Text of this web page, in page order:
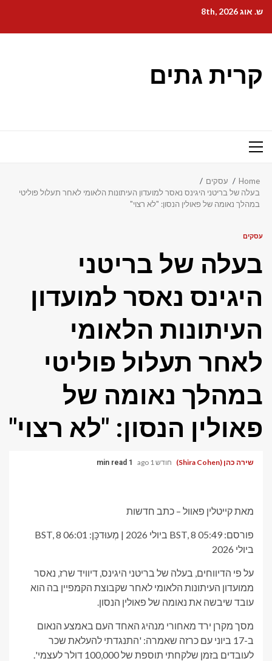
content
ש. אוג 8th, 2026
קרית גתים
Primary
Home
עסקים
בעלה של בריטני היגינס נאסר למועדון העיתונות הלאומי לאחר תעלול פוליטי
במהלך נאומה של פאולין הנסון: "לא רצוי"
עסקים
בעלה של בריטני
היגינס נאסר למועדון
העיתונות הלאומי
לאחר תעלול פוליטי
במהלך נאומה של
פאולין הנסון: "לא רצוי"
שירה כהן (Shira Cohen) חודש 1 ago 1 min read
מאת קייטלין פאוול – כתב חדשות
פורסם: 05:49 BST, 8 ביולי 2026 | מְעוּדכָּן:
06:01 BST, 8
ביולי 2026
על פי הדיווחים, בעלה של בריטני היגינס, דיוויד שרז, נאסר
ממועדון העיתונות הלאומי לאחר שקבוצת הקמפיין בה הוא
עובד שיבשה את נאומה של פאולין הנסון.
מסך מקרן ירד מאחורי מנהיג האחד העם באמצע הנאום
ב-17 ביוני עם כרזה שאמרה: 'התנגדתי להעלאת שכר
לעובדים בזמן שלקחתי תוספת של 100,000 דולר לעצמי'.